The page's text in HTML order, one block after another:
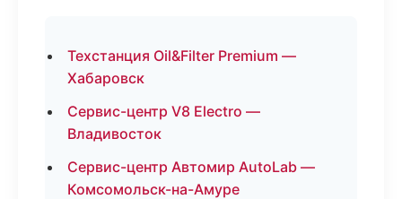
Техстанция Oil&Filter Premium —
Хабаровск
Сервис-центр V8 Electro —
Владивосток
Сервис-центр Автомир AutoLab —
Комсомольск-на-Амуре